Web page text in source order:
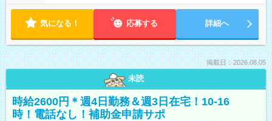
気になる！ 応募する 詳細へ
掲載日：2026.08.05
未読
時給2600円＊週4日勤務＆週3日在宅！10-16
時！電話なし！補助金申請サポ